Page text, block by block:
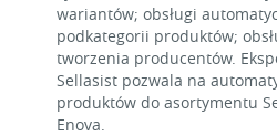
wariantów; obsługi
podkategorii produktów;
tworzenia producentów.
Sellasist pozwala na
produktów do asortymentu
Enova.